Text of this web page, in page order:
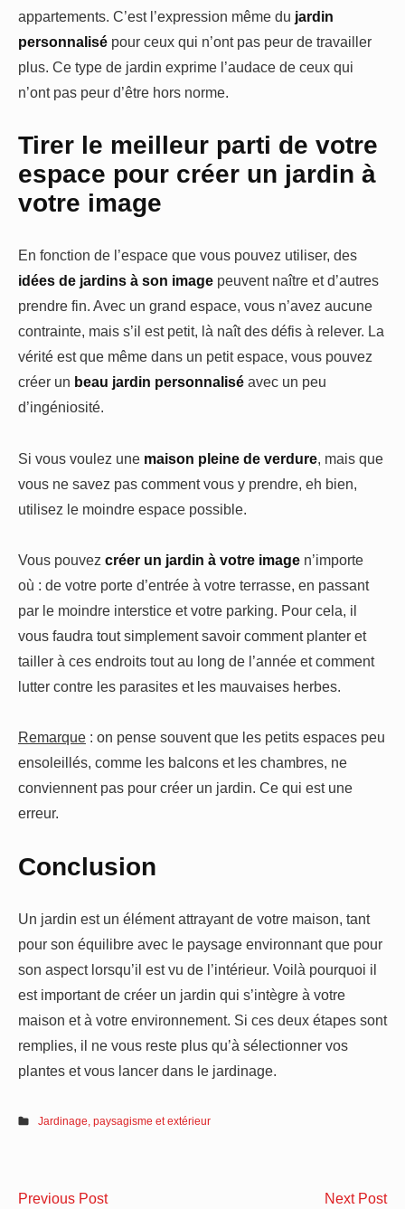
appartements. C’est l’expression même du jardin
personnalisé pour ceux qui n’ont pas peur de travailler
plus. Ce type de jardin exprime l’audace de ceux qui
n’ont pas peur d’être hors norme.
Tirer le meilleur parti de votre
espace pour créer un jardin à
votre image
En fonction de l’espace que vous pouvez utiliser, des
idées de jardins à son image peuvent naître et d’autres
prendre fin. Avec un grand espace, vous n’avez aucune
contrainte, mais s’il est petit, là naît des défis à relever. La
vérité est que même dans un petit espace, vous pouvez
créer un beau jardin personnalisé avec un peu
d’ingéniosité.
Si vous voulez une maison pleine de verdure, mais que
vous ne savez pas comment vous y prendre, eh bien,
utilisez le moindre espace possible.
Vous pouvez créer un jardin à votre image n’importe
où : de votre porte d’entrée à votre terrasse, en passant
par le moindre interstice et votre parking. Pour cela, il
vous faudra tout simplement savoir comment planter et
tailler à ces endroits tout au long de l’année et comment
lutter contre les parasites et les mauvaises herbes.
Remarque : on pense souvent que les petits espaces peu
ensoleillés, comme les balcons et les chambres, ne
conviennent pas pour créer un jardin. Ce qui est une
erreur.
Conclusion
Un jardin est un élément attrayant de votre maison, tant
pour son équilibre avec le paysage environnant que pour
son aspect lorsqu’il est vu de l’intérieur. Voilà pourquoi il
est important de créer un jardin qui s’intègre à votre
maison et à votre environnement. Si ces deux étapes sont
remplies, il ne vous reste plus qu’à sélectionner vos
plantes et vous lancer dans le jardinage.
Jardinage, paysagisme et extérieur
Navigation
Previous PostQuels Next Post